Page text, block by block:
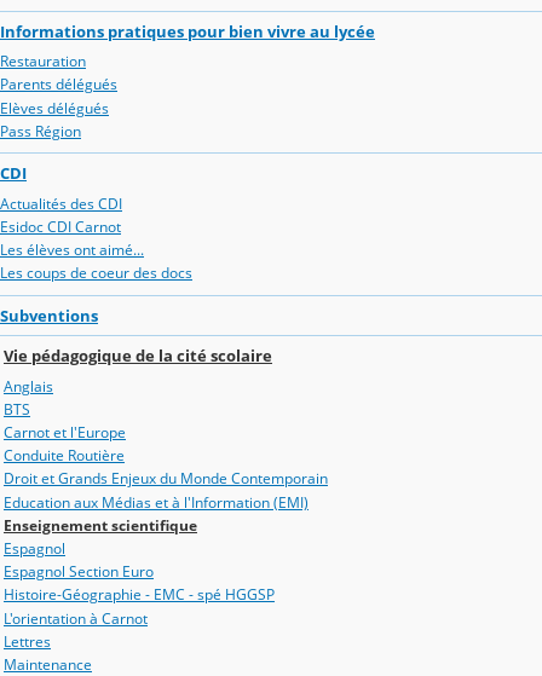
Informations pratiques pour bien vivre au lycée
Restauration
Parents délégués
Elèves délégués
Pass Région
CDI
Actualités des CDI
Esidoc CDI Carnot
Les élèves ont aimé...
Les coups de coeur des docs
Subventions
Vie pédagogique de la cité scolaire
Anglais
BTS
Carnot et l'Europe
Conduite Routière
Droit et Grands Enjeux du Monde Contemporain
Education aux Médias et à l'Information (EMI)
Enseignement scientifique
Espagnol
Espagnol Section Euro
Histoire-Géographie - EMC - spé HGGSP
L'orientation à Carnot
Lettres
Maintenance